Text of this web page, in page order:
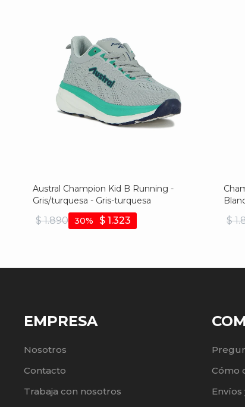
Austral Champion Kid B Running -
Gris/turquesa - Gris-turquesa
$ 1.890 $ 1.323
30 $
EMPRESA
Nosotros
Contacto
Trabaja con nosotros
Cómo